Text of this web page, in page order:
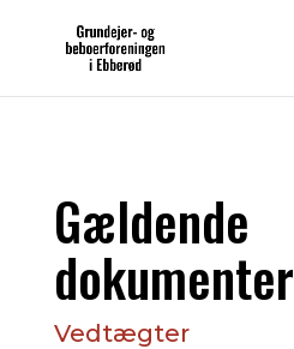
Gældende
dokumenter
Vedtægter